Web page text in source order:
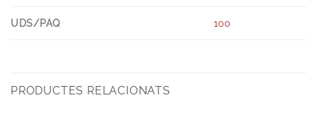
UDS/PAQ 100
PRODUCTES RELACIONATS